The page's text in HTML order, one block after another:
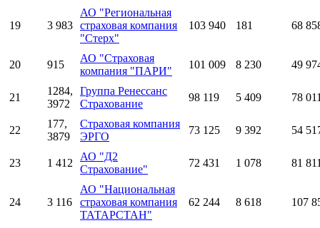
19 3 983
АО "Региональная
страховая компания
"Стерх"
103 940 181 68
20 915
АО "Страховая
компания "ПАРИ"
101 009 8 230 49
21
1284,
3972
Группа Ренессанс
Страхование
98 119 5 409 78
22
177,
3879
Страховая компания
ЭРГО
73 125 9 392 54
23 1 412
АО "Д2
Страхование"
72 431 1 078 81
24 3 116
АО "Национальная
страховая компания
ТАТАРСТАН"
62 244 8 618 107